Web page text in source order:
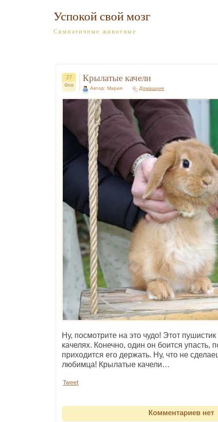
Успокой свой мозг
Симпатичные животные
27
Фев
Крылатые качели
Автор: Мария Домашние
Ну, посмотрите на это чудо! Этот
качелях. Конечно, один он боится упасть,
приходится его держать. Ну, что не
любимца! Крылатые качели…
Tweet
Комментариев нет